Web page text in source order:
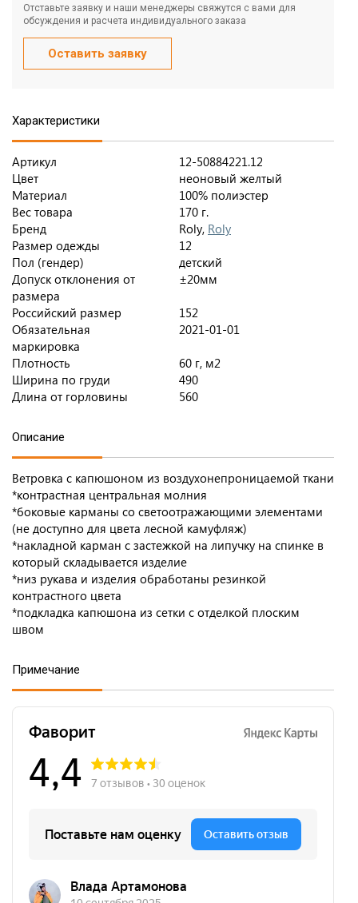
Отставьте заявку и наши менеджеры свяжутся с вами для
обсуждения и расчета индивидуального заказа
Оставить заявку
Характеристики
Артикул
12-50884221.12
Цвет
неоновый желтый
Материал
100% полиэстер
Вес товара
170 г.
Бренд
Roly, Roly
Размер одежды
12
Пол (гендер)
детский
Допуск отклонения от
размера
±20мм
Российский размер
152
Обязательная
маркировка
2021-01-01
Плотность
60 г, м2
Ширина по груди
490
Длина от горловины
560
Описание
Ветровка с капюшоном из воздухонепроницаемой ткани
*контрастная центральная молния
*боковые карманы со светоотражающими элементами
(не доступно для цвета лесной камуфляж)
*накладной карман с застежкой на липучку на спинке в
который складывается изделие
*низ рукава и изделия обработаны резинкой
контрастного цвета
*подкладка капюшона из сетки с отделкой плоским
швом
Примечание